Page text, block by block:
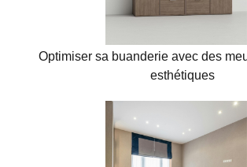
Optimiser sa buanderie avec des
esthétiques